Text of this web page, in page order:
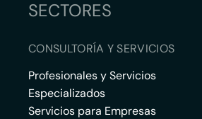
SECTORES
CONSULTORÍA Y SERVICIOS
Profesionales y Servicios
Especializados
Servicios para Empresas